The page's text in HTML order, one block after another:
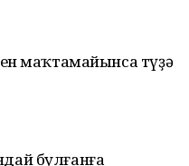
маҡтамайынса түҙә
булғанға